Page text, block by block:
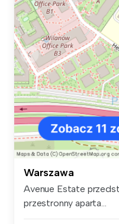
Warszawa
Avenue Estate
przestronny aparta...